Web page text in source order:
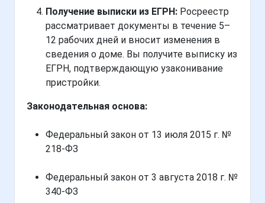
Получение выписки из ЕГРН: Росреестр
рассматривает документы в течение 5–
12 рабочих дней и вносит изменения в
сведения о доме. Вы получите выписку из
ЕГРН, подтверждающую узаконивание
пристройки.
Законодательная основа:
Федеральный закон от 13 июля 2015 г. №
218-ФЗ
Федеральный закон от 3 августа 2018 г. №
340-ФЗ